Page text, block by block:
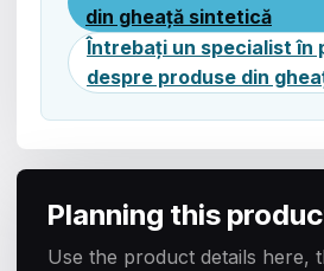
din gheață sintetică
Întrebați un specialist în
despre produse din
Planning this
Use the product details here,